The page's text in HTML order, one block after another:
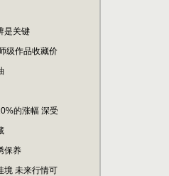
是关键
级作品收藏价
的涨幅 深受
保养
境 未来行情可